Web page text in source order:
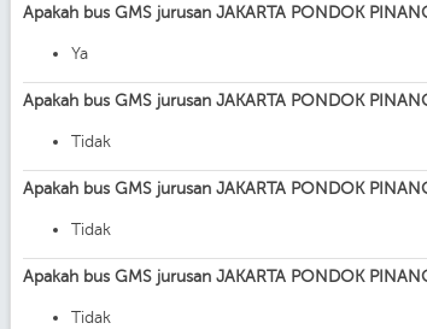
Apakah bus GMS jurusan JAKARTA PONDOK
Ya
Apakah bus GMS jurusan JAKARTA PONDOK
Tidak
Apakah bus GMS jurusan JAKARTA PONDOK
Tidak
Apakah bus GMS jurusan JAKARTA PONDOK
Tidak